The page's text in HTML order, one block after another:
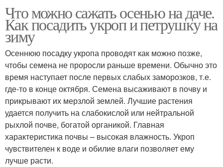
Что можно сажать осенью на даче.
Как посадить укроп и петрушку на
зиму
Осеннюю посадку укропа проводят как можно позже,
чтобы семена не проросли раньше времени. Обычно это
время наступает после первых слабых заморозков, т.е.
где-то в конце октября. Семена высаживают в почву и
прикрывают их мерзлой землей. Лучшие растения
удается получить на слабокислой или нейтральной
рыхлой почве, богатой органикой. Главная
характеристика почвы – высокая влажность. Укроп
чувствителен к воде и обилие влаги позволяет ему
лучше расти.